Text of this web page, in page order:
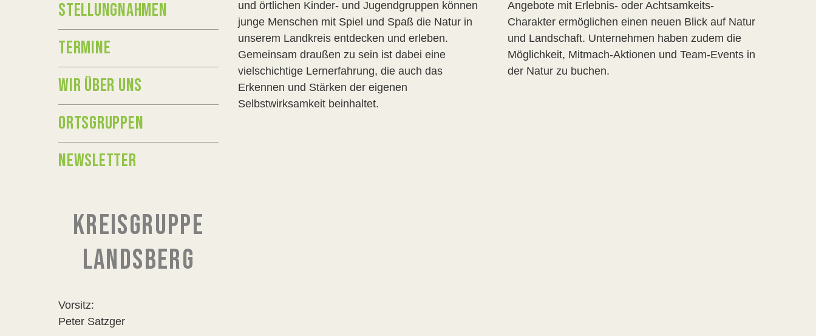
und örtlichen Kinder- und Jugendgruppen können
junge Menschen mit Spiel und Spaß die Natur in
unserem Landkreis entdecken und erleben.
Gemeinsam draußen zu sein ist dabei eine
vielschichtige Lernerfahrung, die auch das
Erkennen und Stärken der eigenen
Selbstwirksamkeit beinhaltet.
Angebote mit Erlebnis- oder Achtsamkeits-
Charakter ermöglichen einen neuen Blick auf Natur
und Landschaft. Unternehmen haben zudem die
Möglichkeit, Mitmach-Aktionen und Team-Events in
der Natur zu buchen.
STELLUNGNAHMEN
TERMINE
WIR ÜBER UNS
ORTSGRUPPEN
NEWSLETTER
KREISGRUPPE
LANDSBERG
Vorsitz:
Peter Satzger